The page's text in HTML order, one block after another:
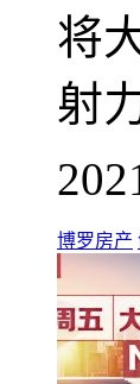
将
射
博罗房产